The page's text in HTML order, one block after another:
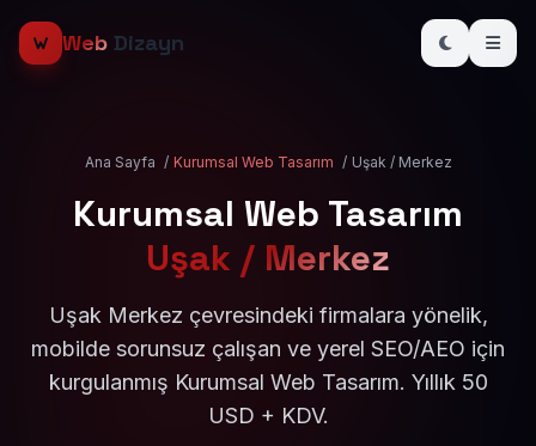
Web Dizayn
Ana Sayfa / Kurumsal Web Tasarım / Uşak / Merkez
Kurumsal Web Tasarım
Uşak / Merkez
Uşak Merkez çevresindeki firmalara yönelik,
mobilde sorunsuz çalışan ve yerel SEO/AEO için
kurgulanmış Kurumsal Web Tasarım. Yıllık 50
USD + KDV.